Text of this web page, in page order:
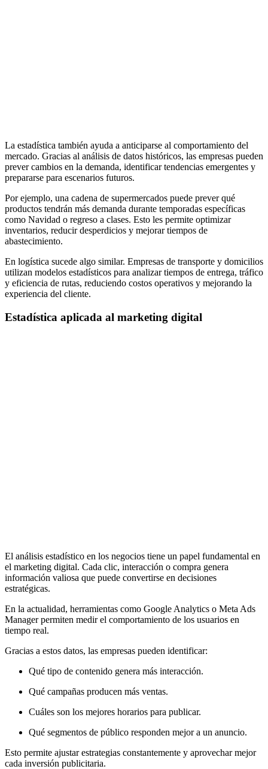
La estadística también ayuda a anticiparse al comportamiento del
mercado. Gracias al análisis de datos históricos, las empresas pueden
prever cambios en la demanda, identificar tendencias emergentes y
prepararse para escenarios futuros.
Por ejemplo, una cadena de supermercados puede prever qué
productos tendrán más demanda durante temporadas específicas
como Navidad o regreso a clases. Esto les permite optimizar
inventarios, reducir desperdicios y mejorar tiempos de
abastecimiento.
En logística sucede algo similar. Empresas de transporte y domicilios
utilizan modelos estadísticos para analizar tiempos de entrega, tráfico
y eficiencia de rutas, reduciendo costos operativos y mejorando la
experiencia del cliente.
Estadística aplicada al marketing digital
El análisis estadístico en los negocios tiene un papel fundamental en
el marketing digital. Cada clic, interacción o compra genera
información valiosa que puede convertirse en decisiones
estratégicas.
En la actualidad, herramientas como Google Analytics o Meta Ads
Manager permiten medir el comportamiento de los usuarios en
tiempo real.
Gracias a estos datos, las empresas pueden identificar:
Qué tipo de contenido genera más interacción.
Qué campañas producen más ventas.
Cuáles son los mejores horarios para publicar.
Qué segmentos de público responden mejor a un anuncio.
Esto permite ajustar estrategias constantemente y aprovechar mejor
cada inversión publicitaria.